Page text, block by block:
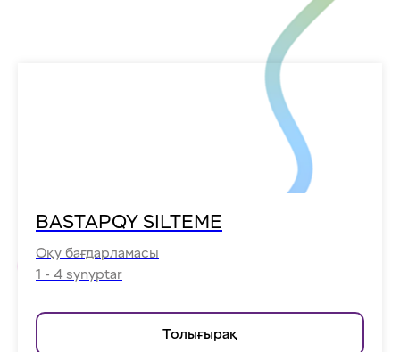
BASTAPQY SILTEME
Оқу бағдарламасы
1 - 4 synyptar
Толығырақ